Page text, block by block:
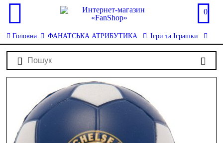
0
Головна ФАНАТСЬКА АТРИБУТИКА Ігри та Іграшки